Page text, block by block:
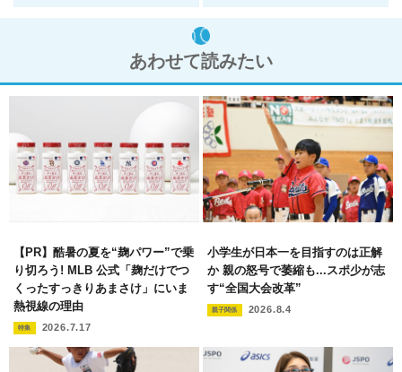
あわせて読みたい
【PR】酷暑の夏を“麹パワー”で乗
り切ろう! MLB 公式「麹だけでつ
くったすっきりあまさけ」にいま
熱視線の理由
特集 2026.7.17
小学生が日本一を目指すのは正解
か 親の怒号で萎縮も...スポ少が志
す“全国大会改革”
親子関係 2026.8.4